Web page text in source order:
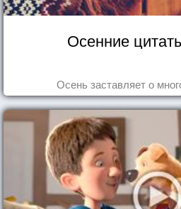
Осенние
Осень заставляет о